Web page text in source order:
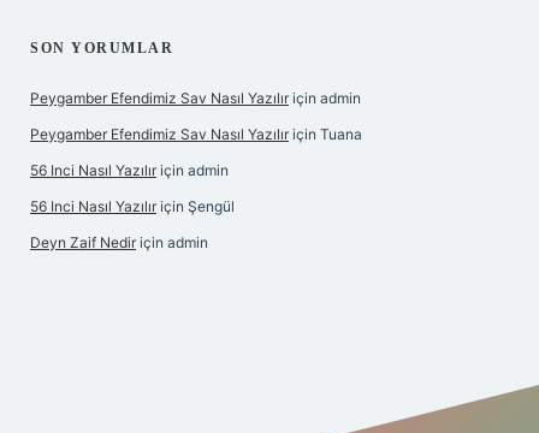
SON YORUMLAR
Peygamber Efendimiz Sav Nasıl Yazılır için admin
Peygamber Efendimiz Sav Nasıl Yazılır için Tuana
56 Inci Nasıl Yazılır için admin
56 Inci Nasıl Yazılır için Şengül
Deyn Zaif Nedir için admin